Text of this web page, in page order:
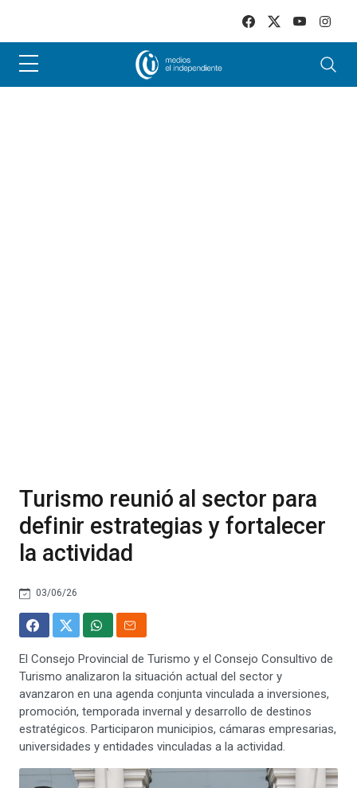
Turismo reunió al sector para
definir estrategias y fortalecer
la actividad
03/06/26
El Consejo Provincial de Turismo y el Consejo Consultivo de
Turismo analizaron la situación actual del sector y
avanzaron en una agenda conjunta vinculada a inversiones,
promoción, temporada invernal y desarrollo de destinos
estratégicos. Participaron municipios, cámaras empresarias,
universidades y entidades vinculadas a la actividad.